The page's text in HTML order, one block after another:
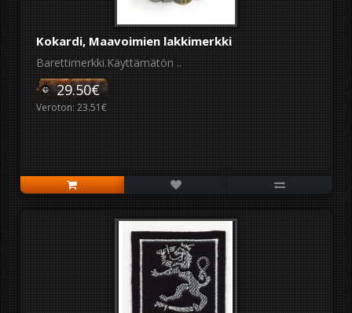
Kokardi, Maavoimien lakkimerkki
Barettimerkki.Käyttämätön ..
29.50€
Veroton: 23.51€